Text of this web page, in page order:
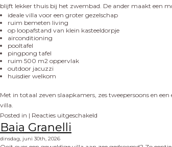
blijft lekker thuis bij het zwembad. De ander maakt een
ideale villa voor een groter gezelschap
ruim bemeten living
op loopafstand van klein kasteeldorpje
airconditioning
pooltafel
pingpong tafel
ruim 500 m2 oppervlak
outdoor jacuzzi
huisdier welkom
Met in totaal zeven slaapkamers, zes tweepersoons en
villa.
Posted in | Reacties uitgeschakeld
Baia Granelli
dinsdag, juni 30th, 2026